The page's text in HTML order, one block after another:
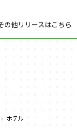
蓼科で地域材を活用した
始動～森林課題を解決し
プロジェクト～
の他リリースはこちら
ホテル